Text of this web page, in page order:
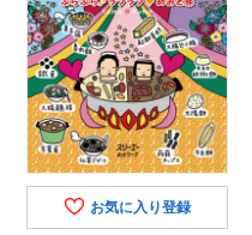
お気に入り登録